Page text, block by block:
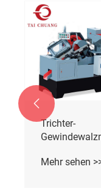
Mehr sehen
